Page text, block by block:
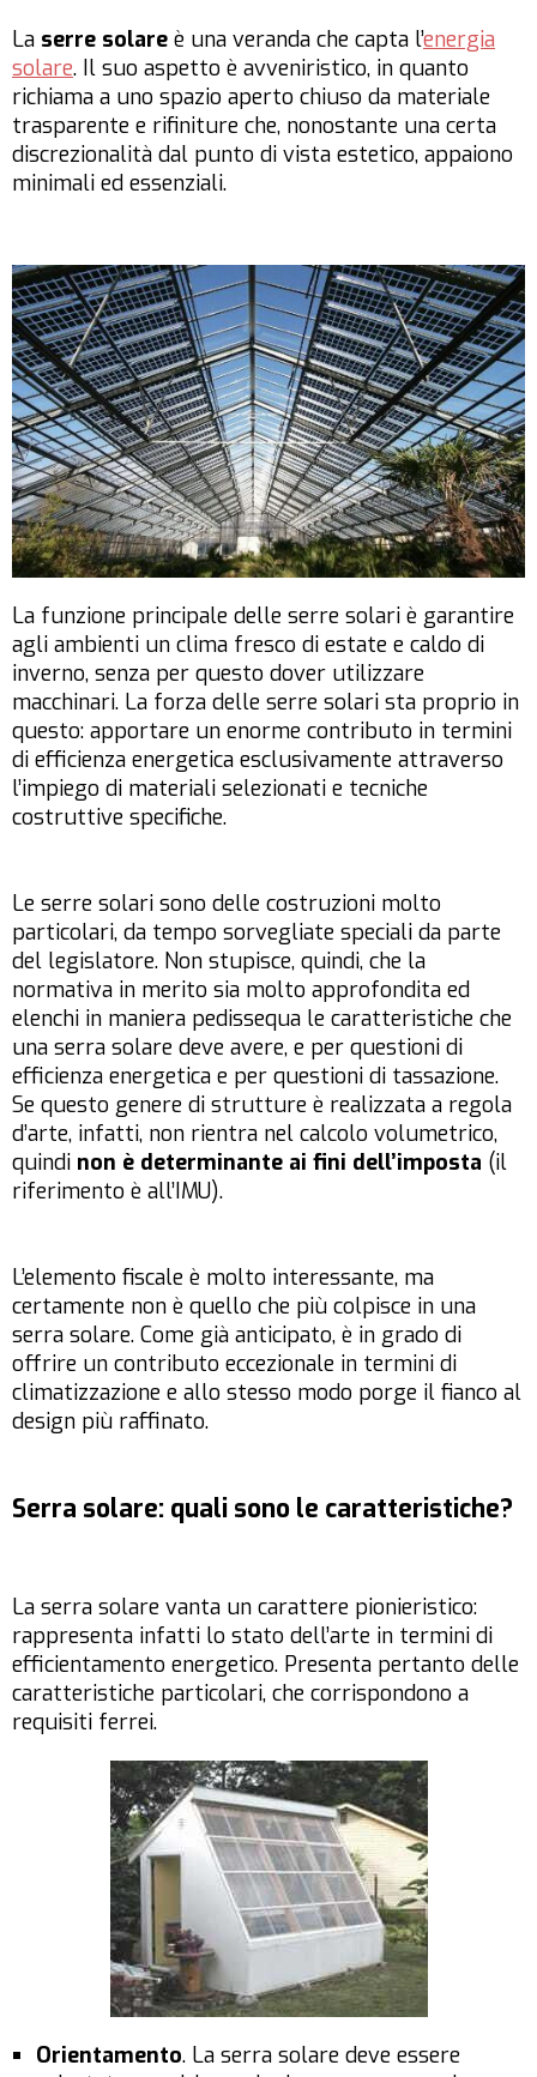
La serre solare è una veranda che capta l’energia
solare. Il suo aspetto è avveniristico, in quanto
richiama a uno spazio aperto chiuso da materiale
trasparente e rifiniture che, nonostante una certa
discrezionalità dal punto di vista estetico, appaiono
minimali ed essenziali.
La funzione principale delle serre solari è garantire
agli ambienti un clima fresco di estate e caldo di
inverno, senza per questo dover utilizzare
macchinari. La forza delle serre solari sta proprio in
questo: apportare un enorme contributo in termini
di efficienza energetica esclusivamente attraverso
l’impiego di materiali selezionati e tecniche
costruttive specifiche.
Le serre solari sono delle costruzioni molto
particolari, da tempo sorvegliate speciali da parte
del legislatore. Non stupisce, quindi, che la
normativa in merito sia molto approfondita ed
elenchi in maniera pedissequa le caratteristiche che
una serra solare deve avere, e per questioni di
efficienza energetica e per questioni di tassazione.
Se questo genere di strutture è realizzata a regola
d’arte, infatti, non rientra nel calcolo volumetrico,
quindi non è determinante ai fini dell’imposta (il
riferimento è all’IMU).
L’elemento fiscale è molto interessante, ma
certamente non è quello che più colpisce in una
serra solare. Come già anticipato, è in grado di
offrire un contributo eccezionale in termini di
climatizzazione e allo stesso modo porge il fianco al
design più raffinato.
Serra solare: quali sono le caratteristiche?
La serra solare vanta un carattere pionieristico:
rappresenta infatti lo stato dell’arte in termini di
efficientamento energetico. Presenta pertanto delle
caratteristiche particolari, che corrispondono a
requisiti ferrei.
Orientamento. La serra solare deve essere